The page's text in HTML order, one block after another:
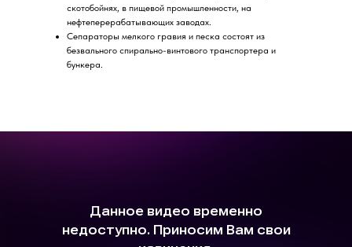
скотобойнях, в пищевой промышленности, на
нефтеперерабатывающих заводах.
Сепараторы мелкого гравия и песка состоят из
безвального спирально-винтового транспортера и
бункера.